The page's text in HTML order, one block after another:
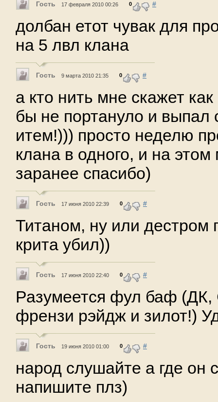
Гость 17 февраля 2010 00:26 0 #
долбан етот чувак для
на 5 лвл клана
Гость 9 марта 2010 21:35 0 #
а кто нить мне скажет как
бы не портануло и выпал
итем!))) просто неделю
клана в одного, и на этом
заранее спасибо)
Гость 17 июня 2010 22:39 0 #
Титаном, ну или дестром
крита убил))
Гость 17 июня 2010 22:40 0 #
Разумеется фул баф
френзи рэйдж и зилот!)
Гость 19 июня 2010 01:00 0 #
народ слушайте а где он
напишите плз)